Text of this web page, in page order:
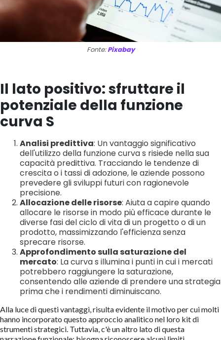
Fonte:Pixabay
Il lato positivo: sfruttare il
potenziale della funzione
curva S
Analisi predittiva: Un vantaggio significativo
dell'utilizzo della funzione curva s risiede nella sua
capacità predittiva. Tracciando le tendenze di
crescita o i tassi di adozione, le aziende possono
prevedere gli sviluppi futuri con ragionevole
precisione.
Allocazione delle risorse: Aiuta a capire quando
allocare le risorse in modo più efficace durante le
diverse fasi del ciclo di vita di un progetto o di un
prodotto, massimizzando l'efficienza senza
sprecare risorse.
Approfondimento sulla saturazione del
mercato: La curva s illumina i punti in cui i mercati
potrebbero raggiungere la saturazione,
consentendo alle aziende di prendere una strategia
prima che i rendimenti diminuiscano.
Alla luce di questi vantaggi, risulta evidente il motivo per cui molti
hanno incorporato questo approccio analitico nel loro kit di
strumenti strategici. Tuttavia, c'è un altro lato di questa